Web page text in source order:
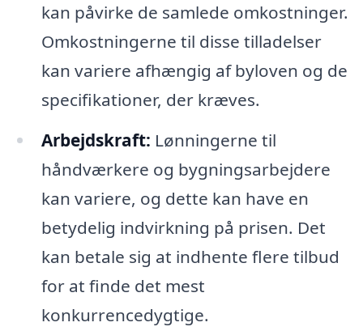
kan påvirke de samlede omkostninger.
Omkostningerne til disse tilladelser
kan variere afhængig af byloven og de
specifikationer, der kræves.
Arbejdskraft: Lønningerne til
håndværkere og bygningsarbejdere
kan variere, og dette kan have en
betydelig indvirkning på prisen. Det
kan betale sig at indhente flere tilbud
for at finde det mest
konkurrencedygtige.